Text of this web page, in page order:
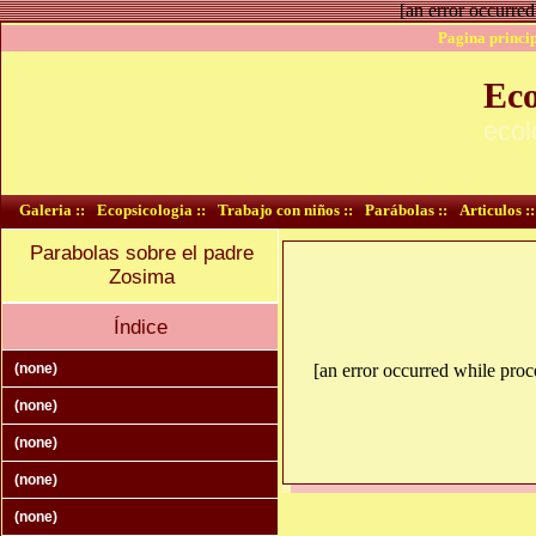
[an error
Pagina
Galeria :: Ecopsicologia :: Trabajo con niños :: Parábolas :: Articulos ::
Parabolas sobre el padre
Zosima
Índice
(none)
(none)
(none)
(none)
(none)
[an error occurred while